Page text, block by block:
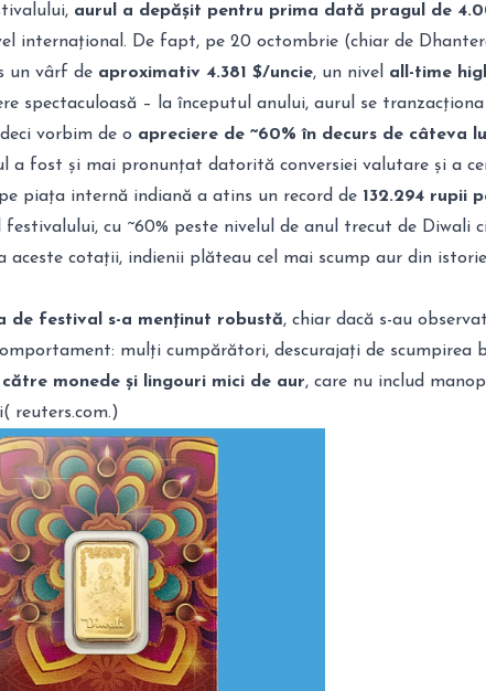
aurul a depășit pentru prima dată pragul de
internațional. De fapt, pe 20 octombrie (chiar de
un vârf de aproximativ 4.381 $/uncie, un nivel all-time
spectaculoasă – la începutul anului, aurul se
vorbim de o apreciere de ~60% în decurs de câteva
a fost și mai pronunțat datorită conversiei valutare și a
piața internă indiană a atins un record de 132.294 rupii
cu ~60% peste nivelul de anul trecut de Diwali
aceste cotații, indienii plăteau cel mai scump aur din
de festival s-a menținut robustă, chiar dacă s-au
mulți cumpărători, descurajați de scumpirea
monede și lingouri mici de aur, care nu includ
reuters.com.)